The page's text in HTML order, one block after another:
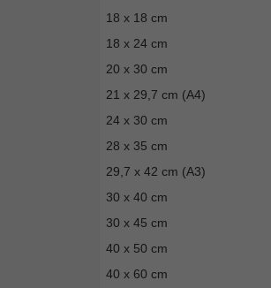
18 x 18 cm
18 x 24 cm
20 x 30 cm
21 x 29,7 cm (A4)
24 x 30 cm
28 x 35 cm
29,7 x 42 cm (A3)
30 x 40 cm
30 x 45 cm
40 x 50 cm
40 x 60 cm